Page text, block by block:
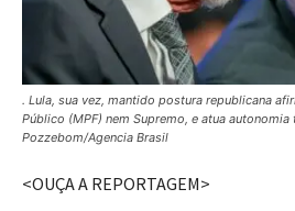
. Lula, sua vez, mantido postura republicana
Público (MPF) nem Supremo, e atua
Pozzebom/Agencia Brasil
<OUÇA A REPORTAGEM>